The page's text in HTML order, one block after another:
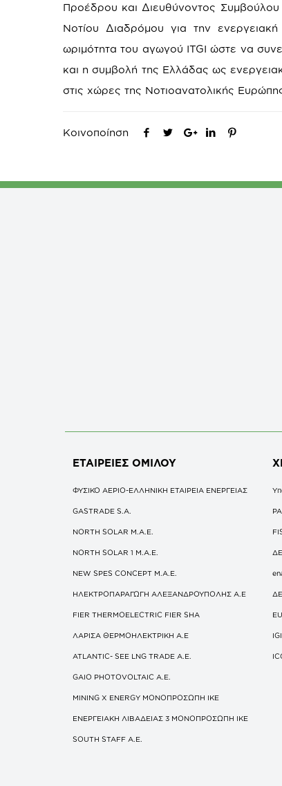
Προέδρου και Διευθύνοντος Συμβούλου
Νοτίου Διαδρόμου για την
ωριμότητα του αγωγού ITGI ώστε να
και η συμβολή της Ελλάδας ως
στις χώρες της Νοτιοανατολικής
Κοινοποίηση
ΕΤΑΙΡΕΙΕΣΟΜΙΛΟΥ
ΦΥΣΙΚΟ ΑΕΡΙΟ-ΕΛΛΗΝΙΚΗ ΕΤΑΙΡΕΙΑ ΕΝΕΡΓΕΙΑΣ
GASTRADE S.A.
NORTH SOLAR M.Α.Ε.
NORTH SOLAR 1 M.Α.Ε.
NEW SPES CONCEPT Μ.Α.Ε.
ΗΛΕΚΤΡΟΠΑΡΑΓΩΓΗ ΑΛΕΞΑΝΔΡΟΥΠΟΛΗΣ A.E
FIER THERMOELECTRIC FIER SHA
ΛΑΡΙΣΑ ΘΕΡΜΟΗΛΕΚΤΡΙΚΗ A.E
ATLANTIC- SEE LNG TRADE A.E.
GAIO PHOTOVOLTAIC Α.Ε.
MINING X ENERGY ΜΟΝΟΠΡΟΣΩΠΗ ΙΚΕ
ΕΝΕΡΓΕΙΑΚΗ ΛΙΒΑΔΕΙΑΣ 3 ΜΟΝΟΠΡΟΣΩΠΗ ΙΚΕ
SOUTH STAFF Α.Ε.